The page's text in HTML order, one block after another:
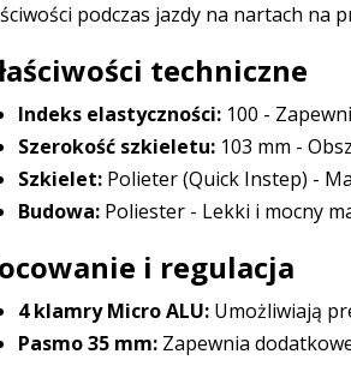
podczas jazdy na nartach na
techniczne
Indeks elastyczności: 100 -
Szerokość szkieletu: 103 mm -
Szkielet: Polieter (Quick Instep) -
Budowa: Poliester - Lekki i mocny
i regulacja
4 klamry Micro ALU: Umożliwiają
Pasmo 35 mm: Zapewnia